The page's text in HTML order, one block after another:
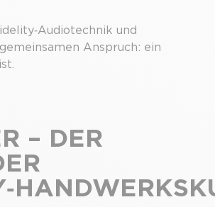
und
Anspruch: ein
– DER